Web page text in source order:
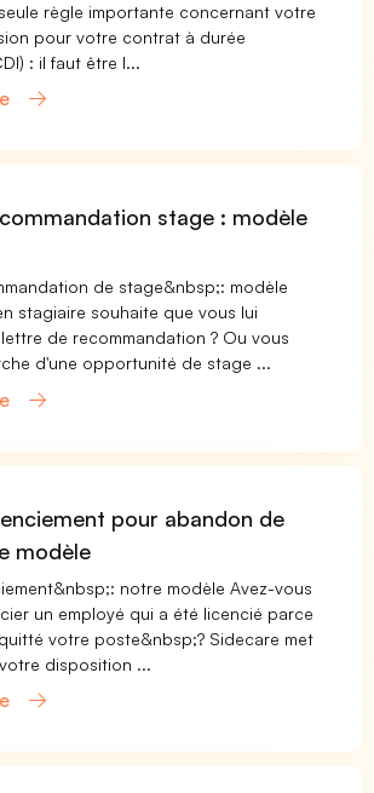
règle importante concernant votre
pour votre contrat à durée
: il faut être l...
stage : modèle
de stage&nbsp;: modèle
stagiaire souhaite que vous lui
de recommandation ? Ou vous
d'une opportunité de stage ...
pour abandon de
modèle
notre modèle Avez-vous
un employé qui a été licencié parce
votre poste&nbsp;? Sidecare met
disposition ...